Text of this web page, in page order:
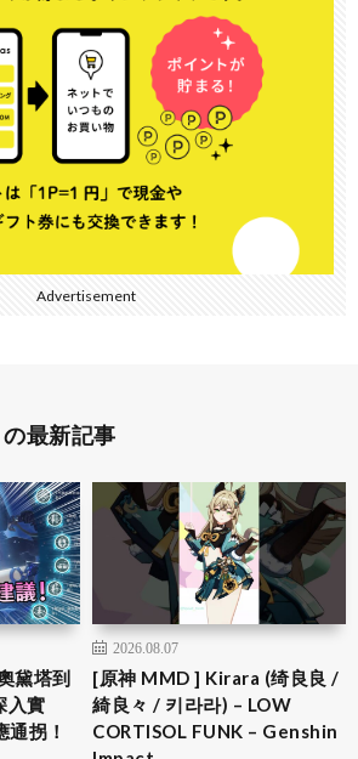
Advertisement
最新記事
黛塔到
入實
拐！
2026.08.07
[原神 MMD ] Kirara (绮良良 /
綺良々 / 키라라) – LOW
CORTISOL FUNK – Genshin